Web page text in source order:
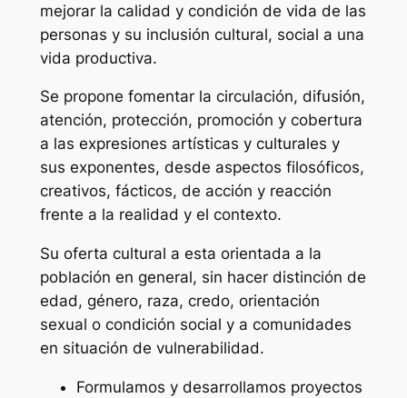
mejorar la calidad y condición de vida de las
personas y su inclusión cultural, social a una
vida productiva.
Se propone fomentar la circulación, difusión,
atención, protección, promoción y cobertura
a las expresiones artísticas y culturales y
sus exponentes, desde aspectos filosóficos,
creativos, fácticos, de acción y reacción
frente a la realidad y el contexto.
Su oferta cultural a esta orientada a la
población en general, sin hacer distinción de
edad, género, raza, credo, orientación
sexual o condición social y a comunidades
en situación de vulnerabilidad.
Formulamos y desarrollamos proyectos